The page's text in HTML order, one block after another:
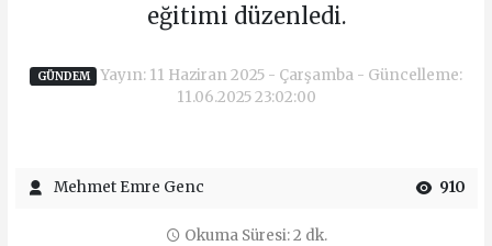
eğitimi düzenledi.
GÜNDEM
Yayın: 11 Haziran 2025 - Çarşamba - Güncelleme:
11.06.2025 23:02:00
Mehmet Emre Genc 910
Okuma Süresi: 2 dk.